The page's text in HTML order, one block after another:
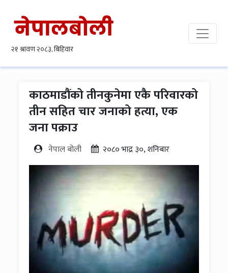
काठमाडौंको तीनकुनेमा एकै परिवारको
तीन सहित चार जनाको हत्या, एक
जना पक्राउ
नेपाल बोली २०८० भाद्र ३०, शनिबार